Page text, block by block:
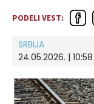
PODELI VEST:
SRBIJA
24.05.2026. |